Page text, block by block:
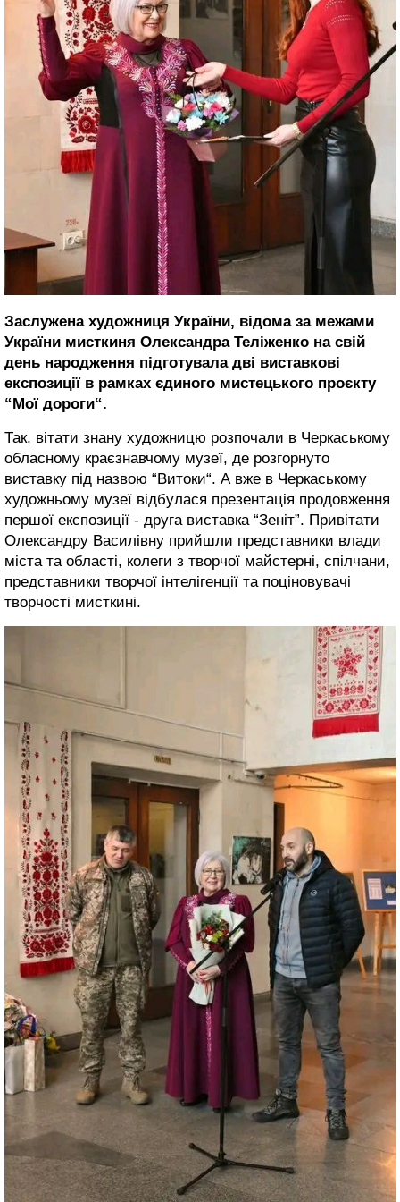
Заслужена художниця України, відома за межами
України мисткиня Олександра Теліженко на свій
день народження підготувала дві виставкові
експозиції в рамках єдиного мистецького проєкту
“Мої дороги“.
Так, вітати знану художницю розпочали в Черкаському
обласному краєзнавчому музеї, де розгорнуто
виставку під назвою “Витоки“. А вже в Черкаському
художньому музеї відбулася презентація продовження
першої експозиції - друга виставка “Зеніт”. Привітати
Олександру Василівну прийшли представники влади
міста та області, колеги з творчої майстерні, спілчани,
представники творчої інтелігенції та поціновувачі
творчості мисткині.